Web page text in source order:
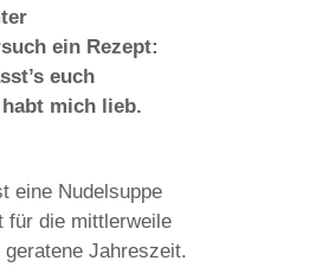
ein Rezept:
euch
mich lieb.
eine Nudelsuppe
für die mittlerweile
Jahreszeit.